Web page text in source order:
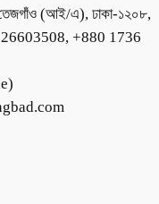
তেজগাঁও (আই/এ), ঢাকা-১২০৮,
+880 1736